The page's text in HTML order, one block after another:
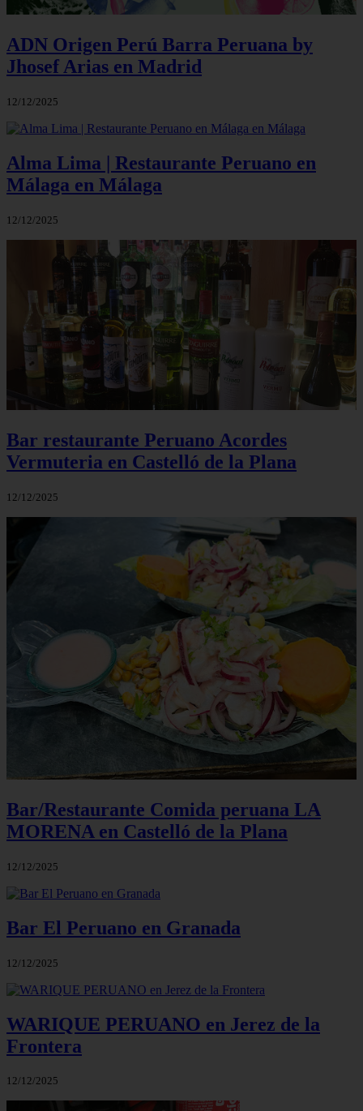
ADN Origen Perú Barra Peruana by
Jhosef Arias en Madrid
12/12/2025
Alma Lima | Restaurante Peruano en
Málaga en Málaga
12/12/2025
Bar restaurante Peruano Acordes
Vermuteria en Castelló de la Plana
12/12/2025
Bar/Restaurante Comida peruana LA
MORENA en Castelló de la Plana
12/12/2025
Bar El Peruano en Granada
12/12/2025
WARIQUE PERUANO en Jerez de la
Frontera
12/12/2025